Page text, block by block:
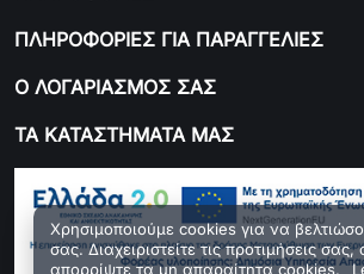
ΠΛΗΡΟΦΟΡΙΕΣ ΓΙΑ ΠΑΡΑΓΓΕΛΙΕΣ
Ο ΛΟΓΑΡΙΑΣΜΟΣ ΣΑΣ
ΤΑ ΚΑΤΑΣΤΗΜΑΤΑ ΜΑΣ
Χρησιμοποιούμε cookies για να
σας. Διαχειριστείτε τις προτιμήσεις σας,
απορρίψτε τα μη απαραίτητα cookies.